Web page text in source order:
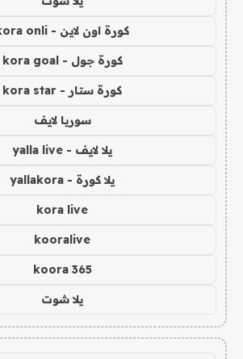
كورة اون لاين - kora onli
كورة جول - kora goal
كورة ستار - kora star
سوريا لايف
يلا لايف - yalla live
يلا كورة - yallakora
kora live
kooralive
koora 365
يلا شوت